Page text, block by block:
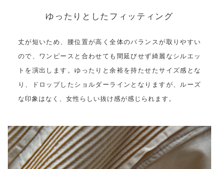
ゆったりとしたフィッティング
丈が短いため、腰位置が高く全体のバランスが取りやすい
ので、ワンピースと合わせても間延びせず綺麗なシルエッ
トを演出します。ゆったりと余裕を持たせたサイズ感とな
り、ドロップしたショルダーラインとなりますが、ルーズ
な印象はなく、女性らしい抜け感が感じられます。